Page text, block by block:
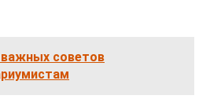
важных советов